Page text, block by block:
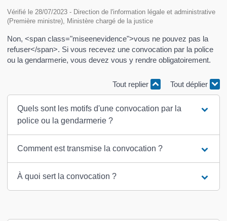
Vérifié le 28/07/2023 - Direction de l'information légale et administrative
(Première ministre), Ministère chargé de la justice
Non, <span class="miseenevidence">vous ne pouvez pas la
refuser</span>. Si vous recevez une convocation par la police
ou la gendarmerie, vous devez vous y rendre obligatoirement.
Tout replier Tout déplier
Quels sont les motifs d'une convocation par la
police ou la gendarmerie ?
Comment est transmise la convocation ?
À quoi sert la convocation ?